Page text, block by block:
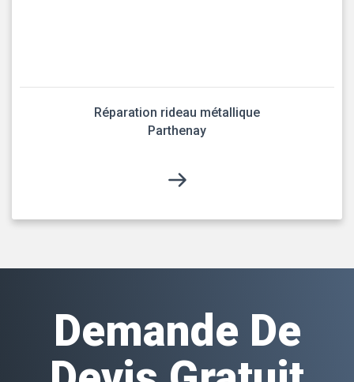
Réparation rideau métallique
Parthenay
Demande De